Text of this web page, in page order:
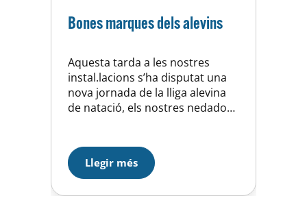
Bones marques dels alevins
Aquesta tarda a les nostres
instal.lacions s’ha disputat una
nova jornada de la lliga alevina
de natació, els nostres nedadors
satisfacció dels seus
entrenadors, a banda del nostre
club també hi han participat
Manyanet, Barcelona,
Llegir més